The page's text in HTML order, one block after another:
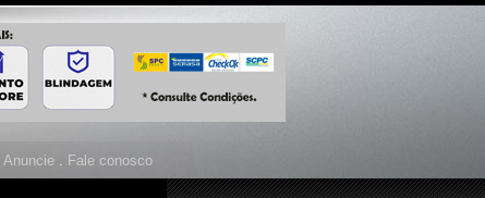
Anuncie . Fale conosco